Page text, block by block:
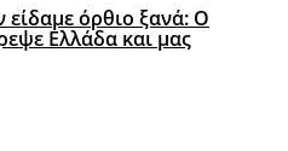
είδαμε όρθιο ξανά: Ο
Ελλάδα και μας